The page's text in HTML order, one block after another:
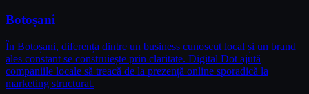
Botoșani
În Botoșani, diferența dintre un business cunoscut local și un brand
ales constant se construiește prin claritate. Digital Dot ajută
companiile locale să treacă de la prezență online sporadică la
marketing structurat.